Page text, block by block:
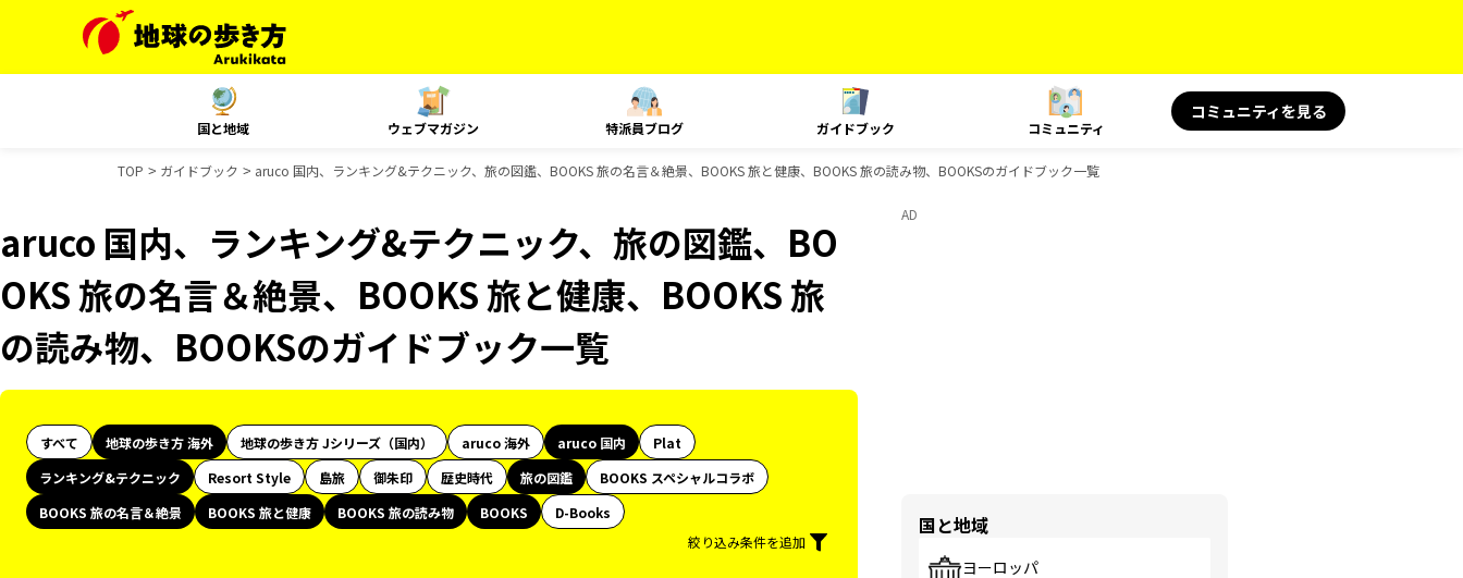
国と地域 ウェブマガジン 特派員ブログ ガイドブック コミュニティ
コミュニティを見る
TOP ガイドブック aruco 国内、ランキング&テクニック、旅の図鑑、BOOKS 旅の名言＆絶景、BOOKS 旅と健康、BOOKS 旅の読み物、BOOKSのガイドブック一覧
aruco 国内、ランキング&テクニック、旅の図鑑、BO
OKS 旅の名言＆絶景、BOOKS 旅と健康、BOOKS 旅
の読み物、BOOKSのガイドブック一覧
すべて 地球の歩き方 海外 地球の歩き方 Jシリーズ（国内） aruco 海外 aruco 国内
Plat
ランキング&テクニック
Resort Style 島旅 御朱印 歴史時代 旅の図鑑
BOOKS スペシャルコラボ
BOOKS 旅の名言＆絶景
BOOKS 旅と健康 BOOKS 旅の読み物 BOOKS
D-Books
絞り込み条件を追加
AD
国と地域
ヨーロッパ